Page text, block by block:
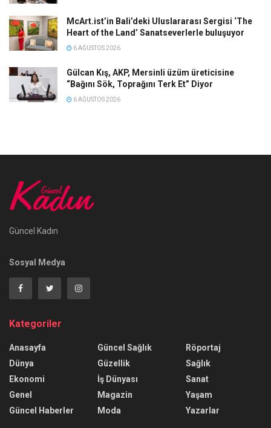
McArt.ist’in Bali’deki Uluslararası Sergisi ‘The
Heart of the Land’ Sanatseverlerle buluşuyor
6 AĞUSTOS 2026
Gülcan Kış, AKP, Mersinli üzüm üreticisine
“Bağını Sök, Toprağını Terk Et” Diyor
6 AĞUSTOS 2026
Güncel Kadın
Sosyal Medya
Kategoriler
Anasayfa
Dünya
Ekonomi
Genel
Güncel Haberler
Güncel Sağlık
Güzellik
İş Dünyası
Magazin
Moda
Röportaj
Sağlık
Sanat
Yaşam
Yazarlar